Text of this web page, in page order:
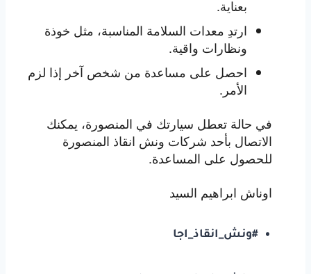
بعناية.
ارتدِ معدات السلامة المناسبة، مثل خوذة
ونظارات واقية.
احصل على مساعدة من شخص آخر إذا لزم
الأمر.
في حالة تعطل سيارتك في المنصورة، يمكنك
الاتصال بأحد شركات ونش انقاذ المنصورة
للحصول على المساعدة.
اوناش ابراهيم السيد
#ونش_انقاذ_اجا